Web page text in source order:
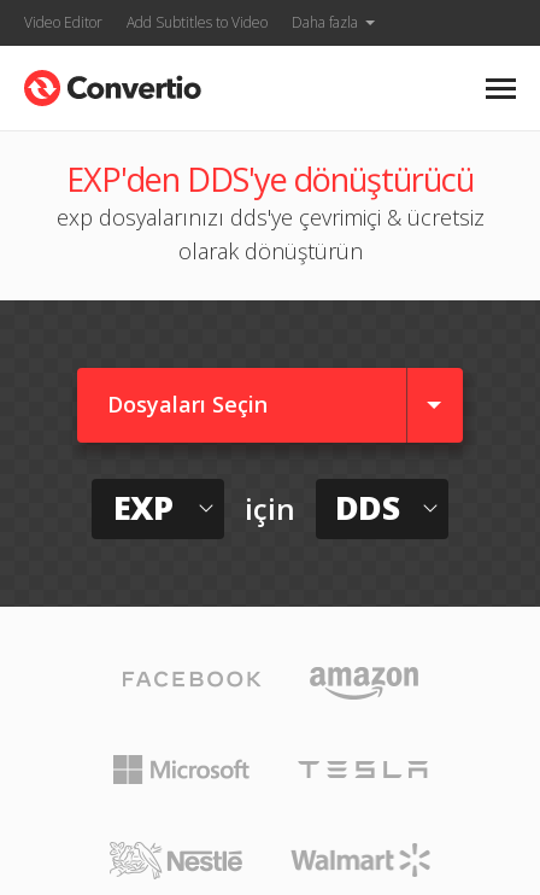
Video Editor Add Subtitles to Video Daha fazla
EXP'den DDS'ye dönüştürücü
exp dosyalarınızı dds'ye çevrimiçi & ücretsiz
olarak dönüştürün
Dosyaları Seçin
EXP için DDS